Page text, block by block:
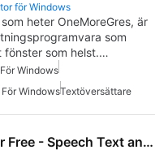
för Windows
heter OneMoreGres, är
som
som helst.…
Windows
WindowsTextöversättare
All Language Translator Free - Speech Text and File Translator